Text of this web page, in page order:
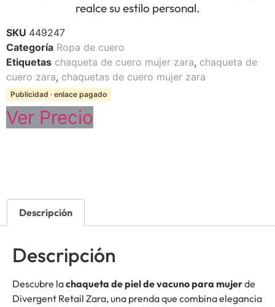
realce su estilo personal.
SKU 449247
Categoría Ropa de cuero
Etiquetas chaqueta de cuero mujer zara, chaqueta de
cuero zara, chaquetas de cuero mujer zara
Publicidad · enlace pagado
Ver Precio
Descripción
Descripción
Descubre lachaqueta de piel de vacuno para mujerde
Divergent Retail Zara, una prenda que combina elegancia